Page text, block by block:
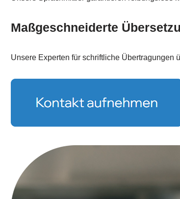
Maßgeschneiderte
Unsere Experten für schriftliche Übertragungen